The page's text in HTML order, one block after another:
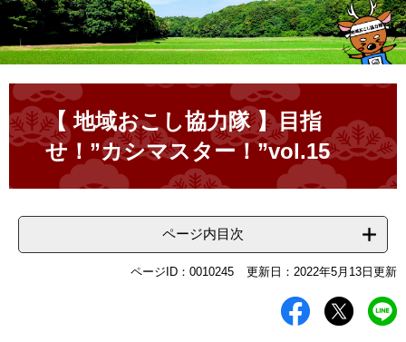
本
文
【 地域おこし協力隊 】目指
せ！”カシマスター！”vol.15
ページ内目次
ページID：0010245 更新日：2022年5月13日更新